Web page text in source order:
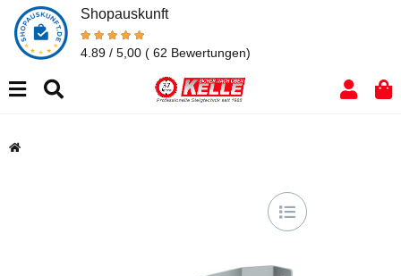
Shopauskunft
4.89 / 5,00 ( 62 Bewertungen)